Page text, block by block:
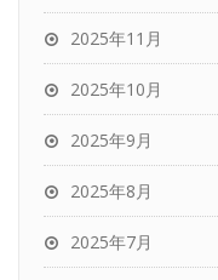
2025年11月
2025年10月
2025年9月
2025年8月
2025年7月